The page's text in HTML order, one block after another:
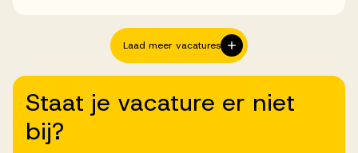
Laad meer vacatures
Staat je vacature er niet
bij?